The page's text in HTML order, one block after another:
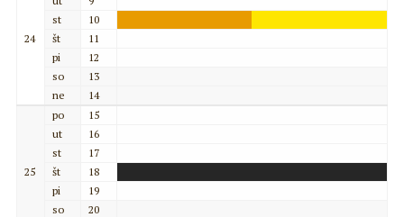
24
st
10
št
11
pi
12
so
13
ne
14
25
po
15
ut
16
st
17
št
18
pi
19
so
20